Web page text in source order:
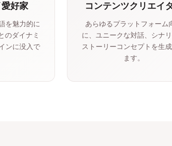
好家
を魅力的に
のダイナミ
ンに没入で
コンテンツクリエイ
あらゆるプラットフォーム
に、ユニークな対話、シナリ
ストーリーコンセプトを生
ます。